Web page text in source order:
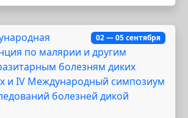
02 — 05 сентября
по малярии и другим
болезням диких
и IV Международный симпозиум
болезней дикой